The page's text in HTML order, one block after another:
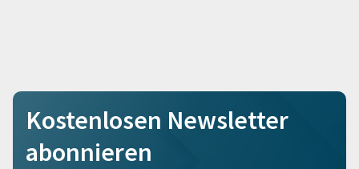
Kostenlosen Newsletter
abonnieren